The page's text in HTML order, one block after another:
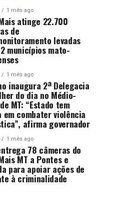
1 mês ago
atinge 22.700
de
levadas
municípios mato-
1 mês ago
inaugura 2ª Delegacia
do dia no Médio-
MT: “Estado tem
em combater violência
afirma governador
1 mês ago
78 câmeras do
MT a Pontes e
para apoiar ações de
à criminalidade